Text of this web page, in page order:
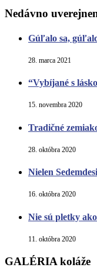
Nedávno
Gúľalo sa,
28. marca 2021
“Vybíjané s
15. novembra 2020
Tradičné
28. októbra 2020
Nielen
16. októbra 2020
Nie sú pletky
11. októbra 2020
GALÉRIA koláže